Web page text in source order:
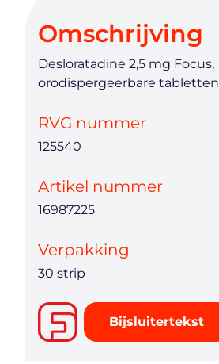
Omschrijving
Desloratadine 2,5 mg Focus,
orodispergeerbare tabletten
RVG nummer
125540
Artikel nummer
16987225
Verpakking
30 strip
Bijsluitertekst